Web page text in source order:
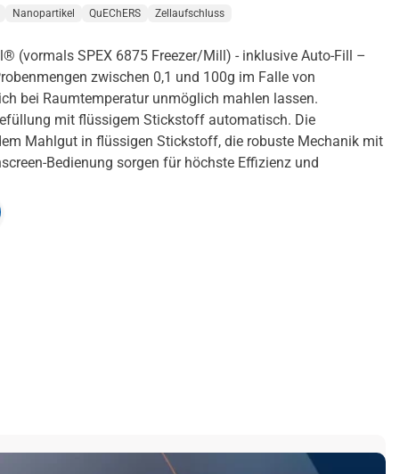
Nanopartikel QuEChERS Zellaufschluss
(vormals SPEX 6875 Freezer/Mill) - inklusive Auto-Fill –
zwischen 0,1 und 100g im Falle von
bei Raumtemperatur unmöglich mahlen lassen.
mit flüssigem Stickstoff automatisch. Die
Mahlgut in flüssigen Stickstoff, die robuste Mechanik mit
Bedienung sorgen für höchste Effizienz und